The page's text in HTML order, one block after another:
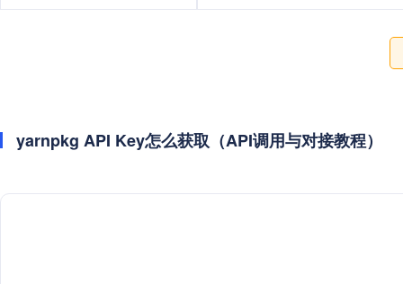
yarnpkg API Key怎么获取（API调用与对接教程）